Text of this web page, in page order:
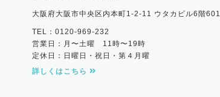
大阪府大阪市中央区内本町1-2-11 ウタカビル6階601
TEL：0120-969-232
営業日：月〜土曜 11時〜19時
定休日：日曜日・祝日・第４月曜
詳しくはこちら